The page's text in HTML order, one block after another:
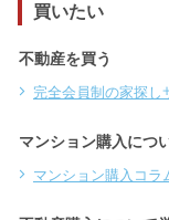
買いたい
不動産を買う
完全会員制の家探し
マンション購入につ
マンション購入コラ